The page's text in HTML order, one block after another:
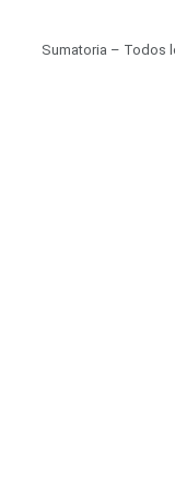
Sumatoria – Todos